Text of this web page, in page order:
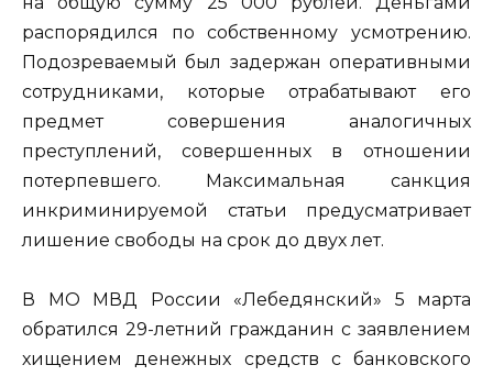
распорядился по собственному усмотрению.
Подозреваемый был задержан оперативными
сотрудниками, которые отрабатывают его
предмет совершения аналогичных
преступлений, совершенных в отношении
потерпевшего. Максимальная санкция
инкриминируемой статьи предусматривает
лишение свободы на срок до двух лет.
В МО МВД России «Лебедянский» 5 марта
обратился 29-летний гражданин с заявлением
хищением денежных средств с банковского